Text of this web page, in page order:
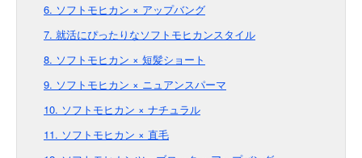
6. ソフトモヒカン × アップバング
7. 就活にぴったりなソフトモヒカンスタイル
8. ソフトモヒカン × 短髪ショート
9. ソフトモヒカン × ニュアンスパーマ
10. ソフトモヒカン × ナチュラル
11. ソフトモヒカン × 直毛